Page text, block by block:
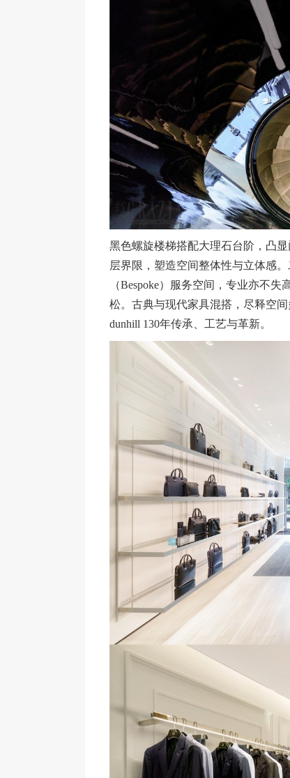
黑色螺旋楼梯搭配大理石台阶，凸
层界限，塑造空间整体性与立体感。
（Bespoke）服务空间，专业亦不
松。古典与现代家具混搭，尽释空
dunhill 130年传承、工艺与革新。